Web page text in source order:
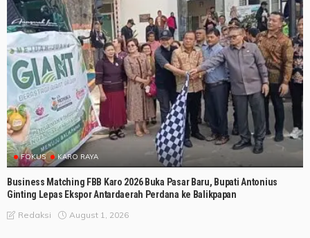
FOKUS KARO RAYA
Business Matching FBB Karo 2026 Buka Pasar Baru, Bupati Antonius
Ginting Lepas Ekspor Antardaerah Perdana ke Balikpapan
Redaksi August 1, 2026